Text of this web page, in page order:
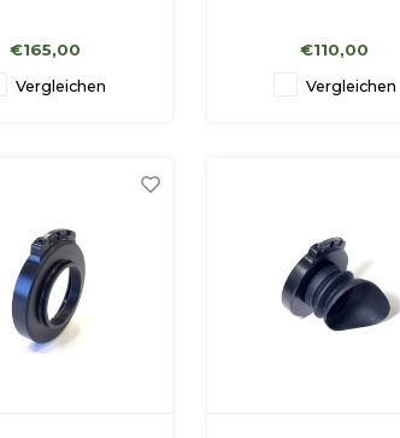
€165,00
Vergleichen
€110,00
Vergleichen